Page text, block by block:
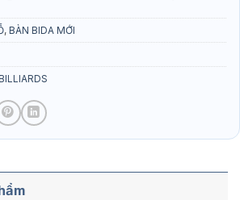
, BÀN BIDA MỚI